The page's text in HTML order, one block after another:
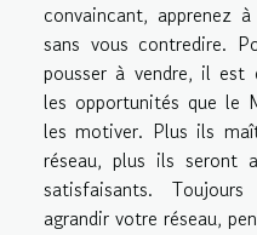
convaincant, apprenez
sans vous contredire.
pousser à vendre, il
les opportunités que le
les motiver. Plus ils
réseau, plus ils seront
satisfaisants.
agrandir votre réseau,